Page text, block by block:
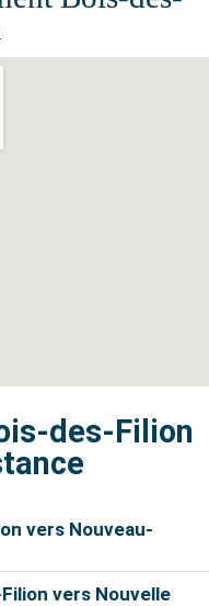
des-Filion
vers Nouveau-
vers Nouvelle